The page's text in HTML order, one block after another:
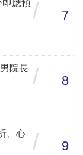
應預 / 7
院長 / 8
、心
/ 9